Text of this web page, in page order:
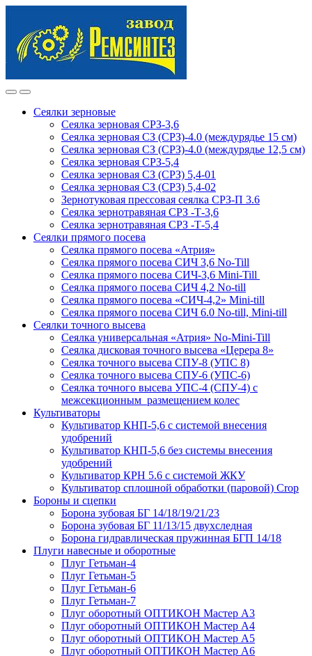
navigation
content
Сеялки зерновые
Сеялка зерновая СРЗ-3,6
Сеялка зерновая СЗ (СРЗ)-4.0 (междурядье 15 см)
Сеялка зерновая СЗ (СРЗ)-4.0 (междурядье 12,5 см)
Сеялка зерновая СРЗ-5,4
Сеялка зерновая СЗ (СРЗ) 5,4-01
Сеялка зерновая СЗ (СРЗ) 5,4-02
Зернотуковая прессовая сеялка СРЗ-П 3.6
Сеялка зернотравяная СРЗ -Т-3,6
Сеялка зернотравяная СРЗ -Т-5,4
Сеялки прямого посева
Сеялка прямого посева «Атрия»
Сеялка прямого посева СИЧ 3,6 No-Till
Сеялка прямого посева СИЧ-3,6 Mini-Till
Сеялка прямого посева СИЧ 4,2 No-till
Сеялка прямого посева «СИЧ-4,2» Mini-till
Сеялка прямого посева СИЧ 6.0 No-till, Mini-till
Сеялки точного высева
Сеялка универсальная «Атрия» No-Mini-Till
Сеялка дисковая точного высева «Церера 8»
Сеялка точного высева СПУ-8 (УПС 8)
Сеялка точного высева СПУ-6 (УПС-6)
Сеялка точного высева УПС-4 (СПУ-4) с
межсекционным размещением колес
Культиваторы
Культиватор КНП-5,6 с системой внесения
удобрений
Культиватор КНП-5,6 без системы внесения
удобрений
Культиватор КРН 5.6 с системой ЖКУ
Культиватор сплошной обработки (паровой) Crop
Бороны и сцепки
Борона зубовая БГ 14/18/19/21/23
Борона зубовая БГ 11/13/15 двухследная
Борона гидравлическая пружинная БГП 14/18
Плуги навесные и оборотные
Плуг Гетьман-4
Плуг Гетьман-5
Плуг Гетьман-6
Плуг Гетьман-7
Плуг оборотный ОПТИКОН Мастер А3
Плуг оборотный ОПТИКОН Мастер А4
Плуг оборотный ОПТИКОН Мастер А5
Плуг оборотный ОПТИКОН Мастер А6